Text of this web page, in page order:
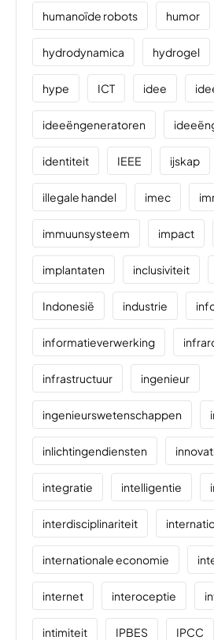
humanoïde robots humor
hydrodynamica hydrogel
hype ICT idee
ideeëngeneratoren
identiteit IEEE ijskap
illegale handel imec
immuunsysteem impact
implantaten inclusiviteit
Indonesië industrie
informatieverwerking
infrastructuur ingenieur
ingenieurswetenschappen
inlichtingendiensten
integratie intelligentie
interdisciplinariteit
internationale economie
internet interoceptie
intimiteit IPBES IPCC